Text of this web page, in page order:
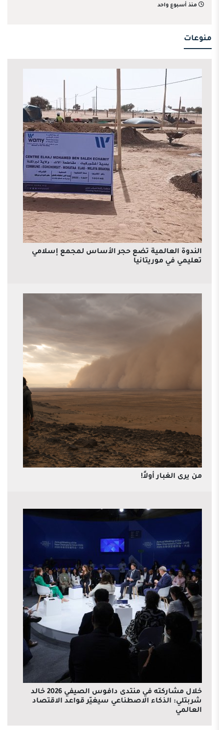
منذ أسبوع واحد
منوعات
الندوة العالمية تضع حجر الأساس لمجمع إسلامي
تعليمي في موريتانيا
من يرى الغبار أولاً!
خلال مشاركته في منتدى دافوس الصيفي 2026 خالد
شربتلي: الذكاء الاصطناعي سيغيّر قواعد الاقتصاد
العالمي